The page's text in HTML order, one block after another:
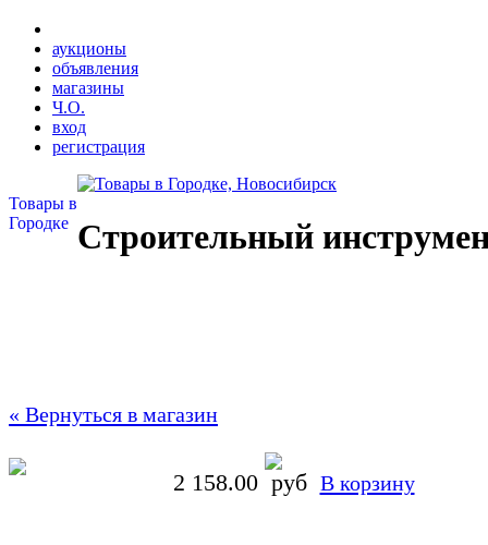
аукционы
объявления
магазины
Ч.О.
вход
регистрация
Товары в
Городке Строительный
« Вернуться в магазин
2 158.00 В корзину